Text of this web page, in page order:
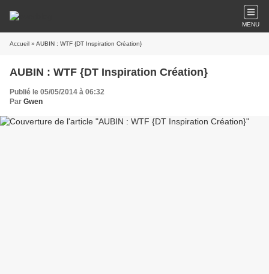
MENU
Accueil » AUBIN : WTF {DT Inspiration Création}
AUBIN : WTF {DT Inspiration Création}
Publié le 05/05/2014 à 06:32
Par Gwen